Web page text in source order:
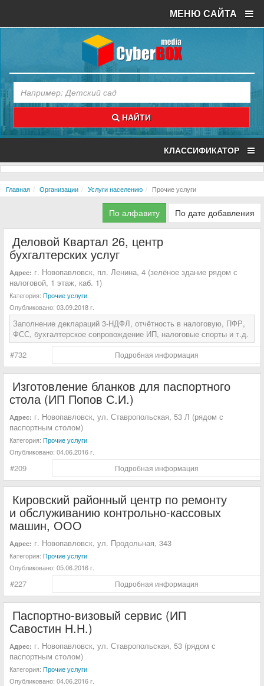
МЕНЮ САЙТА
НАЙТИ
КЛАССИФИКАТОР
Главная Организации Услуги населению Прочие услуги
По алфавиту По дате добавления
Деловой Квартал 26, центр
бухгалтерских услуг
#732
Адрес: г. Новопавловск, пл. Ленина, 4 (зелёное здание рядом с
налоговой, 1 этаж, каб. 1)
Категория: Прочие услуги
Опубликовано: 03.09.2018 г.
Заполнение деклараций 3-НДФЛ, отчётность в налоговую, ПФР,
ФСС, бухгалтерское сопровождение ИП, налоговые спорты и т.д.
Подробная информация
Изготовление бланков для паспортного
стола (ИП Попов С.И.)
#209
Адрес: г. Новопавловск, ул. Ставропольская, 53 Л (рядом с
паспортным столом)
Категория: Прочие услуги
Опубликовано: 04.06.2016 г.
Подробная информация
Кировский районный центр по ремонту
и обслуживанию контрольно-кассовых
машин, ООО
#227
Адрес: г. Новопавловск, ул. Продольная, 343
Категория: Прочие услуги
Опубликовано: 05.06.2016 г.
Подробная информация
Паспортно-визовый сервис (ИП
Савостин Н.Н.)
Адрес: г. Новопавловск, ул. Ставропольская, 53 (рядом с
паспортным столом)
Категория: Прочие услуги
Опубликовано: 04.06.2016 г.